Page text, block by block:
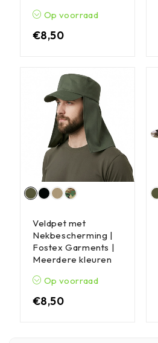
Op voorraad
€8,50
Veldpet met
Nekbescherming |
Fostex Garments |
Meerdere kleuren
Op voorraad
€8,50